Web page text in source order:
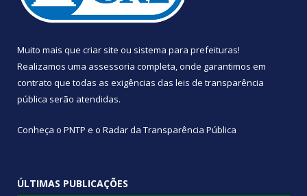
Muito mais que criar site ou sistema para prefeituras!
Realizamos uma assessoria completa, onde garantimos em
contrato que todas as exigências das leis de transparência
pública serão atendidas.
Conheça o PNTP e o Radar da Transparência Pública
ÚLTIMAS PUBLICAÇÕES